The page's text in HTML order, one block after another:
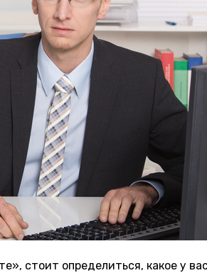
стоит определиться, какое у